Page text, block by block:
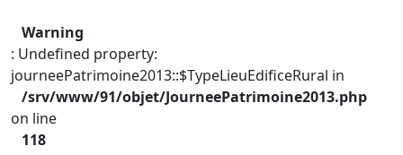
Warning
: Undefined property:
journeePatrimoine2013::$TypeLieuEdificeRural in
/srv/www/91/objet/JourneePatrimoine2013.php
on line
118